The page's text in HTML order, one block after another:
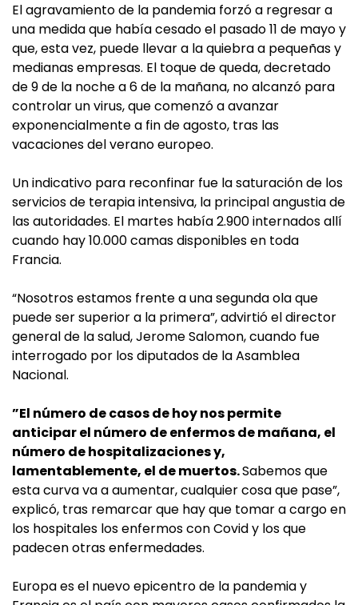
El agravamiento de la pandemia forzó a regresar a
una medida que había cesado el pasado 11 de mayo y
que, esta vez, puede llevar a la quiebra a pequeñas y
medianas empresas. El toque de queda, decretado
de 9 de la noche a 6 de la mañana, no alcanzó para
controlar un virus, que comenzó a avanzar
exponencialmente a fin de agosto, tras las
vacaciones del verano europeo.
Un indicativo para reconfinar fue la saturación de los
servicios de terapia intensiva, la principal angustia de
las autoridades. El martes había 2.900 internados allí
cuando hay 10.000 camas disponibles en toda
Francia.
“Nosotros estamos frente a una segunda ola que
puede ser superior a la primera”, advirtió el director
general de la salud, Jerome Salomon, cuando fue
interrogado por los diputados de la Asamblea
Nacional.
”El número de casos de hoy nos permite
anticipar el número de enfermos de mañana, el
número de hospitalizaciones y,
lamentablemente, el de muertos.Sabemos que
esta curva va a aumentar, cualquier cosa que pase”,
explicó, tras remarcar que hay que tomar a cargo en
los hospitales los enfermos con Covid y los que
padecen otras enfermedades.
Europa es el nuevo epicentro de la pandemia y